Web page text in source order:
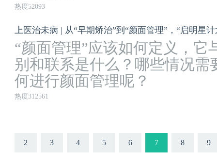
热度52093
上医治未病 | 从“早期矫治”到“颜面管理”，“启明
“颜面管理”应该如何定义，
别和联系是什么？哪些情况
何进行颜面管理呢？
热度312561
2 3 4 5 6 7 8 9